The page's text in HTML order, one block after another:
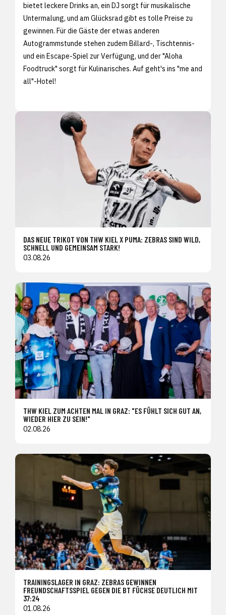
bietet leckere Drinks an, ein DJ sorgt für musikalische
Untermalung, und am Glücksrad gibt es tolle Preise zu
gewinnen. Für die Gäste der etwas anderen
Autogrammstunde stehen zudem Billard-, Tischtennis-
und ein Escape-Spiel zur Verfügung, und der "Aloha
Foodtruck" sorgt für Kulinarisches. Auf geht's ins "me and
all"-Hotel!
DAS NEUE TRIKOT VON THW KIEL X PUMA: ZEBRAS SIND WILD,
SCHNELL UND GEMEINSAM STARK!
03.08.26
THW KIEL ZUM ACHTEN MAL IN GRAZ: "ES FÜHLT SICH GUT AN,
WIEDER HIER ZU SEIN!"
02.08.26
TRAININGSLAGER IN GRAZ: ZEBRAS GEWINNEN
FREUNDSCHAFTSSPIEL GEGEN DIE BT FÜCHSE DEUTLICH MIT
37:24
01.08.26